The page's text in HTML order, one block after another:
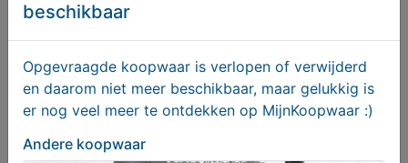
Volkswagen T-Roc 1.5 TSI Sport 2020, Benzine,
Handgeschakeld
€ 23950,00
beschikbaar
Opgevraagde koopwaar is verlopen of verwijderd
en daarom niet meer beschikbaar, maar gelukkig is
er nog veel meer te ontdekken op MijnKoopwaar :)
Andere koopwaar